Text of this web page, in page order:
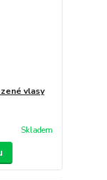
vlasy
Skladem